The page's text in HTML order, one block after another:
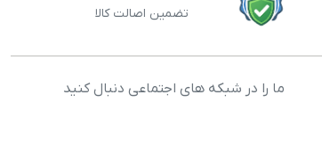
تضمین اصالت کالا
ما را در شبکه های اجتماعی دنبال کنید